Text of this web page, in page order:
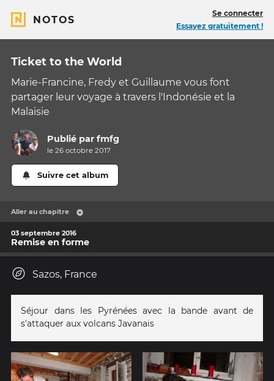
NOTOS
Se connecter
Essayez gratuitement !
Ticket to the World
Marie-Francine, Fredy et Guillaume vous font
partager leur voyage à travers l'Indonésie et la
Malaisie
Publié parfmfg
le 26 octobre 2017
Suivre cet album
Aller au chapitre
03 septembre 2016
Remise en forme
Sazos, France
Séjour dans les Pyrénées avec la bande avant de
s'attaquer aux volcans Javanais